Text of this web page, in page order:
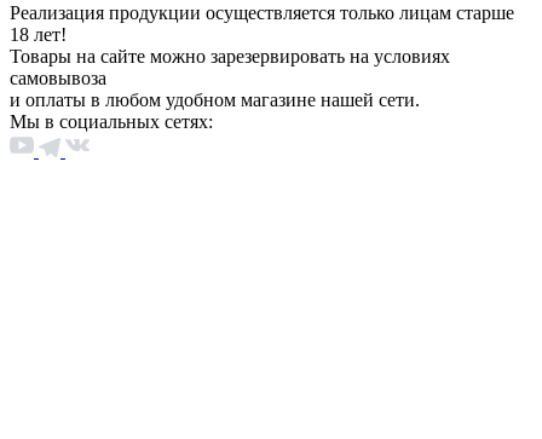
Реализация продукции осуществляется только лицам старше
18 лет!
Товары на сайте можно зарезервировать на условиях
самовывоза
и оплаты в любом удобном магазине нашей сети.
Мы в социальных сетях: